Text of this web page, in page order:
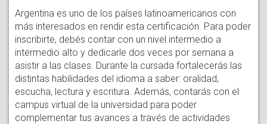
Argentina es uno de los países latinoamericanos con
más interesados en rendir esta certificación. Para poder
inscribirte, debés contar con un nivel intermedio a
intermedio alto y dedicarle dos veces por semana a
asistir a las clases. Durante la cursada fortalecerás las
distintas habilidades del idioma a saber: oralidad,
escucha, lectura y escritura. Además, contarás con el
campus virtual de la universidad para poder
complementar tus avances a través de actividades